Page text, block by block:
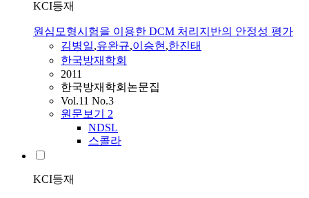
KCI등재
원심모형시험을 이용한 DCM 처리지반의 안정성 평가
김병일,유완규,이승현,한진태
한국방재학회
2011
한국방재학회논문집
Vol.11 No.3
원문보기 2
NDSL
스콜라
KCI등재